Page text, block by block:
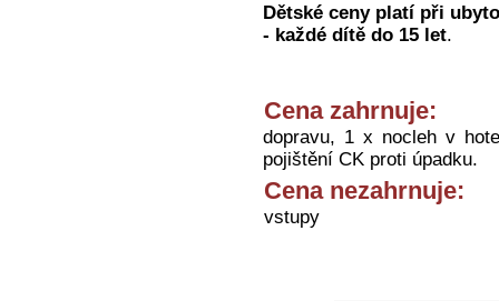
Dětské ceny platí při
- každé dítě do 15 let.
Cena zahrnuje:
dopravu, 1 x nocleh v
pojištění CK proti úpadku.
Cena nezahrnuje:
vstupy